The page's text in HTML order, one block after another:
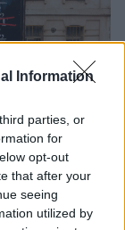
Information
parties, or
for
opt-out
that after your
seeing
utilized by
laikus
Jį galima